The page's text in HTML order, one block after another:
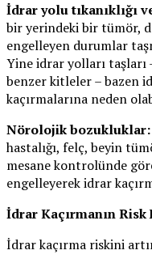
İdrar yolu tıkanıklığı
bir yerindeki bir tümör,
engelleyen durumlar
Yine idrar yolları taşları
benzer kitleler – bazen
kaçırmalarına neden
Nörolojik bozukluklar:
hastalığı, felç, beyin
mesane kontrolünde
engelleyerek idrar
İdrar Kaçırmanın
İdrar kaçırma riskini